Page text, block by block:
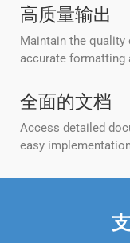
高质量输出
Maintain the
accurate formatting
全面的文档
Access detailed
easy